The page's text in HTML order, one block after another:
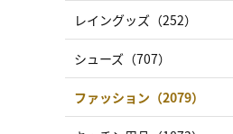
レイングッズ（252）
シューズ（707）
ファッション（2079）